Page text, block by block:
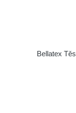
Bellatex